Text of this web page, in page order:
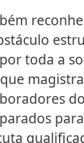
toda a